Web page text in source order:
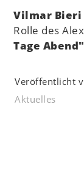
Vilmar Bieri
Rolle des
Tage
Veröffentlicht
Aktuelles